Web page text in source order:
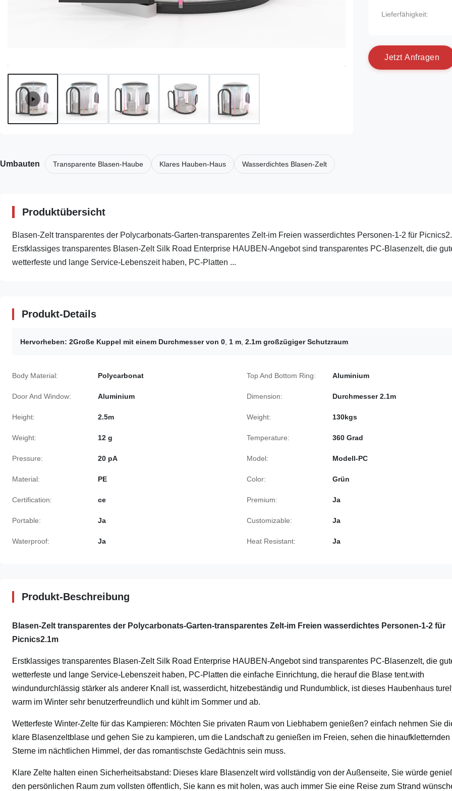
Lieferfähigkeit:
Jetzt Anfragen
Umbauten Transparente Blasen-Haube Klares Hauben-Haus Wasserdichtes Blasen-Zelt
Produktübersicht
Blasen-Zelt transparentes der Polycarbonats-Garten-transparentes Zelt-im Freien wasserdichtes Personen-1-2 für
Erstklassiges transparentes Blasen-Zelt Silk Road Enterprise HAUBEN-Angebot sind transparentes PC-Blasenzelt, die
wetterfeste und lange Service-Lebenszeit haben, PC-Platten ...
Produkt-Details
Hervorheben: 2Große Kuppel mit einem Durchmesser von 0 1 m 2.1m großzügiger Schutzraum
Body Material: Polycarbonat Top And Bottom Ring: Aluminium
Door And Window: Aluminium Dimension: Durchmesser 2.1m
Height: 2.5m Weight: 130kgs
Weight: 12 g Temperature: 360 Grad
Pressure: 20 pA Model: Modell-PC
Material: PE Color: Grün
Certification: ce Premium: Ja
Portable: Ja Customizable: Ja
Waterproof: Ja Heat Resistant: Ja
Produkt-Beschreibung
Blasen-Zelt transparentes der Polycarbonats-Garten-transparentes Zelt-im Freien wasserdichtes Personen-1-2 für
Picnics2.1m
Erstklassiges transparentes Blasen-Zelt Silk Road Enterprise HAUBEN-Angebot sind transparentes PC-Blasenzelt, die
wetterfeste und lange Service-Lebenszeit haben, PC-Platten die einfache Einrichtung, die herauf die Blase tent.with
windundurchlässig stärker als anderer Knall ist, wasserdicht, hitzebeständig und Rundumblick, ist dieses Haubenhaus
warm im Winter sehr benutzerfreundlich und kühlt im Sommer und ab.
Wetterfeste Winter-Zelte für das Kampieren: Möchten Sie privaten Raum von Liebhabern genießen? einfach nehmen Sie
klare Blasenzeltblase und gehen Sie zu kampieren, um die Landschaft zu genießen im Freien, sehen die hinaufkletternden
Sterne im nächtlichen Himmel, der das romantischste Gedächtnis sein muss.
Klare Zelte halten einen Sicherheitsabstand: Dieses klare Blasenzelt wird vollständig von der Außenseite, Sie würde
den persönlichen Raum zum vollsten öffentlich, Sie kann es mit holen, was auch immer Sie eine Reise zum Strand